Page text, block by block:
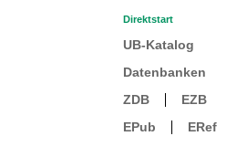
Direktstart
UB-Katalog
Datenbanken
ZDB
EZB
EPub
ERef